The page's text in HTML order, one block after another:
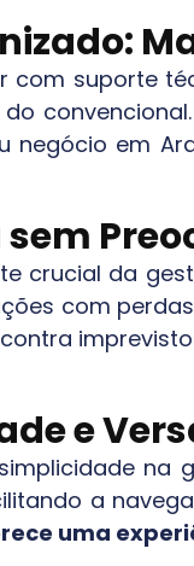
com suporte
negócio em
sem
crucial da
com
e
na
a
uma